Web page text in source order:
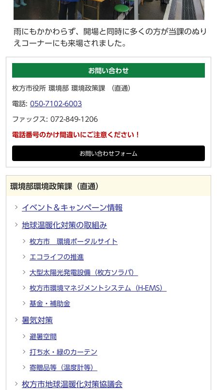
雨にもかかわらず、開場と同時に多くの方が当課のぬり
えコーナーにも来場されました。
お問い合わせ
枚方市役所 環境部 環境政策課 （直通）
電話: 050-7102-6003
ファックス: 072-849-1206
電話番号のかけ間違いにご注意ください！
お問い合わせフォーム
環境部環境政策課（直通）
イベント＆キャンペーン情報
地球温暖化対策の取組み
枚方市 環境ポータルサイト
エコライフの推進
大型太陽光発電設備（枚方ソラパ）
枚方市環境マネジメントシステム（H-EMS）
基金・補助金
暑気対策
避暑空間
打ち水・緑のカーテン
寄贈品等（温度計等）
枚方市地球温暖化対策協議会